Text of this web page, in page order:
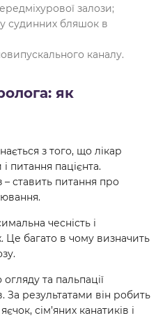
залози;
судинних бляшок в
каналу.
як
з того, що лікар
питання пацієнта.
– ставить питання про
чесність і
Це багато в чому визначить
та пальпації
За результатами він робить
сім’яних канатиків і